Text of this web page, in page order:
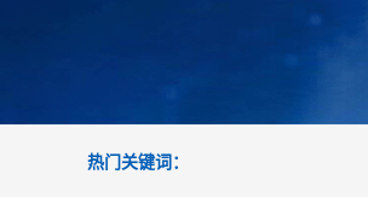
热门关键词：